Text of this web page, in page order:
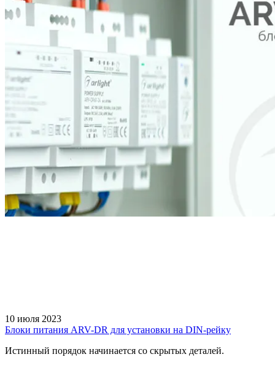
10 июля 2023
Блоки питания ARV-DR для установки на DIN-рейку
Истинный порядок начинается со скрытых деталей.